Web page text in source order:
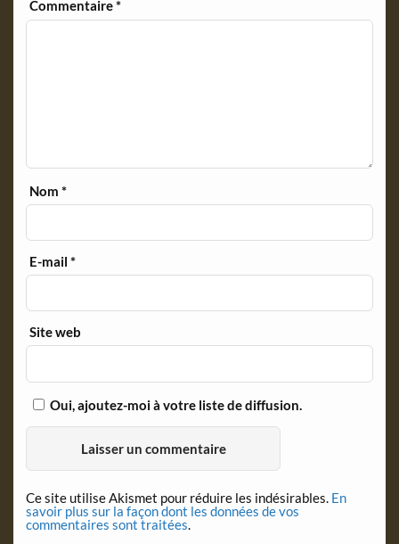
Commentaire*
Nom*
E-mail*
Site web
Oui, ajoutez-moi à votre liste de diffusion.
Ce site utilise Akismet pour réduire les indésirables. En
savoir plus sur la façon dont les données de vos
commentaires sont traitées.